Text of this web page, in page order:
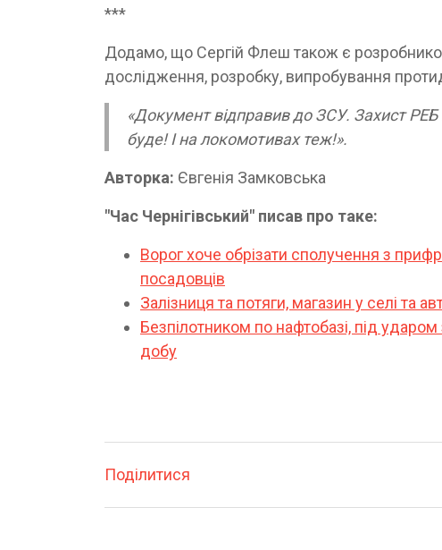
***
Додамо, що Сергій Флеш також є
дослідження, розробку, випробування
«Документ відправив до ЗСУ. Захист РЕБ
буде! І на локомотивах теж!».
Авторка: Євгенія Замковська
"Час Чернігівський" писав про таке:
Ворог хоче обрізати сполучення з
посадовців
Залізниця та потяги, магазин у селі та
Безпілотником по нафтобазі, під
добу
Поділитися